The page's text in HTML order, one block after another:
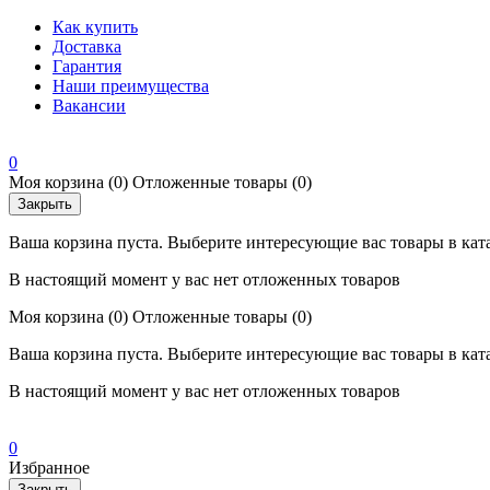
Как купить
Доставка
Гарантия
Наши преимущества
Вакансии
0
Моя корзина (0) Отложенные товары (0)
Закрыть
Ваша корзина пуста. Выберите интересующие вас товары в
В настоящий момент у вас нет отложенных товаров
Моя корзина (0) Отложенные товары (0)
Ваша корзина пуста. Выберите интересующие вас товары в
В настоящий момент у вас нет отложенных товаров
0
Избранное